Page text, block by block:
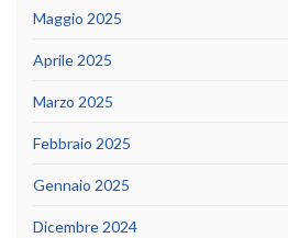
Maggio 2025
Aprile 2025
Marzo 2025
Febbraio 2025
Gennaio 2025
Dicembre 2024